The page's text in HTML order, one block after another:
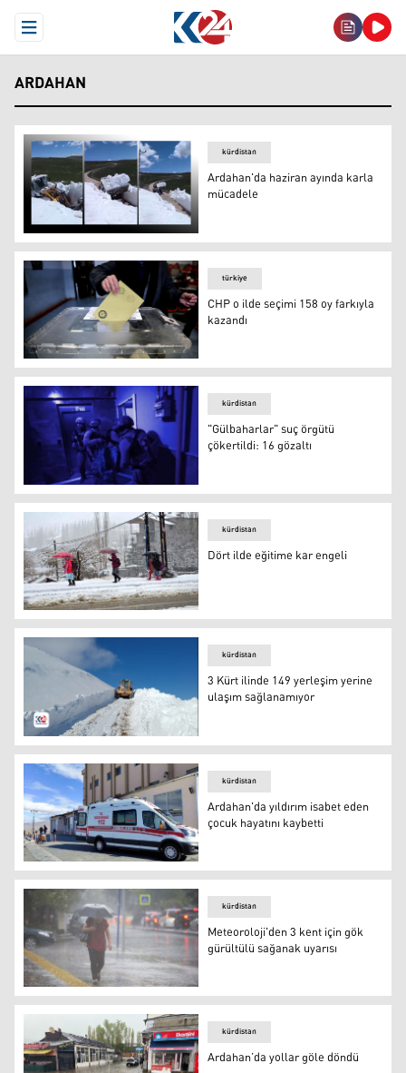
Open Menu
ARDAHAN
Ardahan'da haziran ayında karla mücadele
kürdistan
Ardahan'da haziran ayında karla
mücadele
CHP o ilde seçimi 158 oy farkıyla kazandı
türkiye
CHP o ilde seçimi 158 oy farkıyla
kazandı
"Gülbaharlar" suç örgütü çökertildi: 16 gözaltı
kürdistan
"Gülbaharlar" suç örgütü
çökertildi: 16 gözaltı
Dört ilde eğitime kar engeli
kürdistan
Dört ilde eğitime kar engeli
3 Kürt ilinde 149 yerleşim yerine ulaşım sağlanamıyor
kürdistan
3 Kürt ilinde 149 yerleşim yerine
ulaşım sağlanamıyor
Ardahan'da yıldırım isabet eden çocuk hayatını kaybetti
kürdistan
Ardahan'da yıldırım isabet eden
çocuk hayatını kaybetti
Meteoroloji'den 3 kent için gök gürültülü sağanak
kürdistan
Meteoroloji'den 3 kent için gök
gürültülü sağanak uyarısı
kürdistan
Ardahan’da yollar göle döndü